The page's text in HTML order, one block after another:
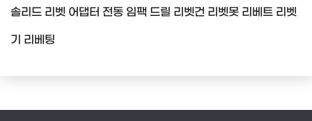
솔리드 리벳 어댑터 전동 임팩 드릴 리벳건 리벳못 리베트 리벳
기 리베팅